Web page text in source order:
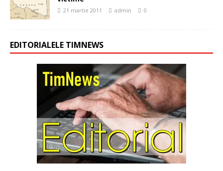
21 martie 2011 admin 0
EDITORIALELE TIMNEWS